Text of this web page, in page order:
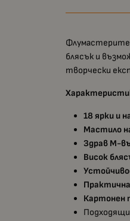
Флумастерите
блясък и
творчески
18 ярки и
Мастило
Здрав M-
Висок
Картонен
Подходящи